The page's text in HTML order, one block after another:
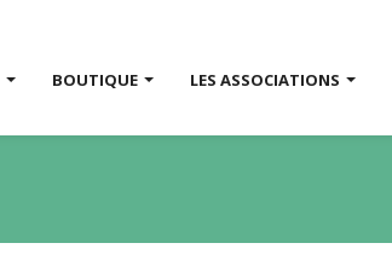
BOUTIQUE LES ASSOCIATIONS